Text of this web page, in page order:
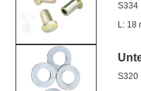
S334
L: 18
S320